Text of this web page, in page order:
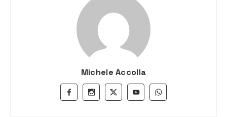
Michele Accolla